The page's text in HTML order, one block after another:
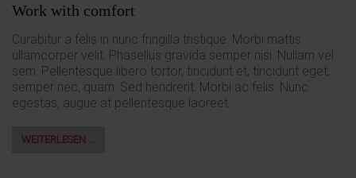
Work with comfort
Curabitur a felis in nunc fringilla tristique. Morbi mattis
ullamcorper velit. Phasellus gravida semper nisi. Nullam vel
sem. Pellentesque libero tortor, tincidunt et, tincidunt eget,
semper nec, quam. Sed hendrerit. Morbi ac felis. Nunc
egestas, augue at pellentesque laoreet.
WEITERLESEN …